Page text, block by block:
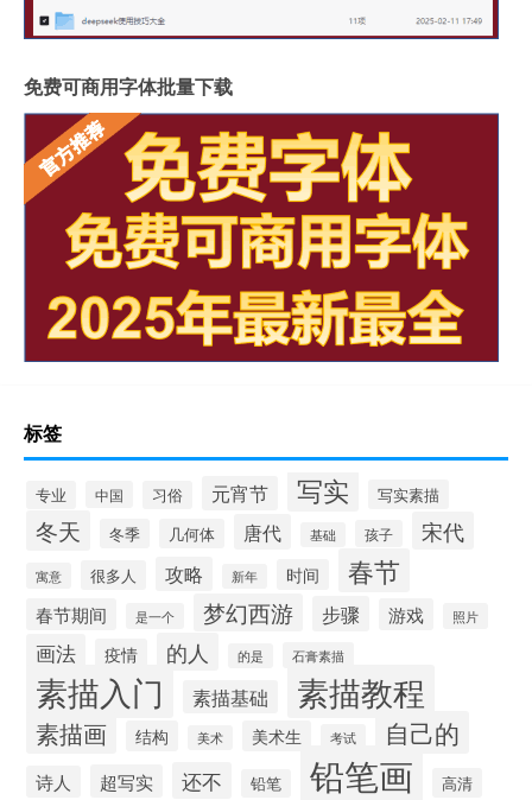
免费可商用字体批量下载
标签
专业 中国 习俗 元宵节 写实 写实素描
冬天 冬季 几何体 唐代 基础 孩子 宋代
寓意 很多人 攻略 新年 时间 春节
春节期间 是一个 梦幻西游 步骤 游戏 照片
画法 疫情 的人 的是 石膏素描
素描入门 素描基础 素描教程
素描画 结构 美术 美术生 考试 自己的
诗人 超写实 还不 铅笔 铅笔画 高清